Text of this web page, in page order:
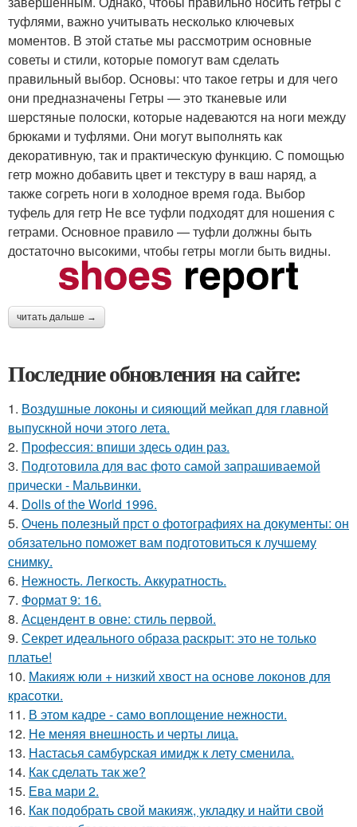
туфлями, важно учитывать несколько ключевых
моментов. В этой статье мы рассмотрим основные
советы и стили, которые помогут вам сделать
правильный выбор. Основы: что такое гетры и для чего
они предназначены Гетры — это тканевые или
шерстяные полоски, которые надеваются на ноги между
брюками и туфлями. Они могут выполнять как
декоративную, так и практическую функцию. С помощью
гетр можно добавить цвет и текстуру в ваш наряд, а
также согреть ноги в холодное время года. Выбор
туфель для гетр Не все туфли подходят для ношения с
гетрами. Основное правило — туфли должны быть
достаточно высокими, чтобы гетры могли быть видны.
читать дальше →
Последние обновления на сайте:
1. Воздушные локоны и сияющий мейкап для главной
выпускной ночи этого лета.
2. Профессия: впиши здесь один раз.
3. Подготовила для вас фото самой запрашиваемой
прически - Мальвинки.
4. Dolls of the World 1996.
5. Очень полезный прст о фотографиях на документы: он
обязательно поможет вам подготовиться к лучшему
снимку.
6. Нежность. Легкость. Аккуратность.
7. Формат 9: 16.
8. Асцендент в овне: стиль первой.
9. Секрет идеального образа раскрыт: это не только
платье!
10. Макияж юли + низкий хвост на основе локонов для
красотки.
11. В этом кадре - само воплощение нежности.
12. Не меняя внешность и черты лица.
13. Настасья самбурская имидж к лету сменила.
14. Как сделать так же?
15. Ева мари 2.
16. Как подобрать свой макияж, укладку и найти свой